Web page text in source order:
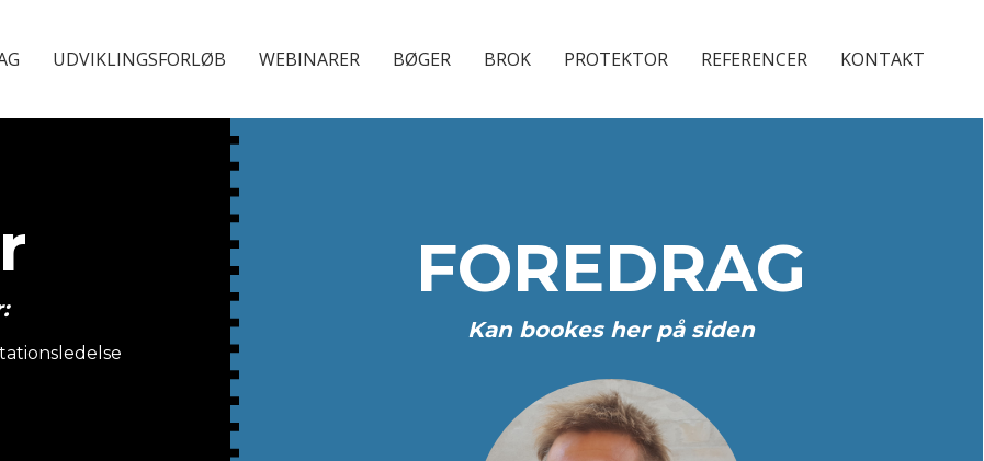
UDVIKLINGSFORLØB WEBINARER BØGER BROK PROTEKTOR REFERENCER KONTAKT
FOREDRAG
Kan bookes her på siden